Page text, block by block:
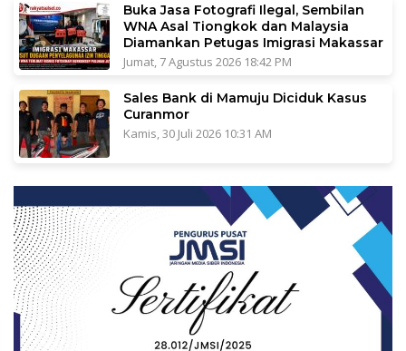
Buka Jasa Fotografi Ilegal, Sembilan
WNA Asal Tiongkok dan Malaysia
Diamankan Petugas Imigrasi Makassar
Jumat, 7 Agustus 2026 18:42 PM
Sales Bank di Mamuju Diciduk Kasus
Curanmor
Kamis, 30 Juli 2026 10:31 AM